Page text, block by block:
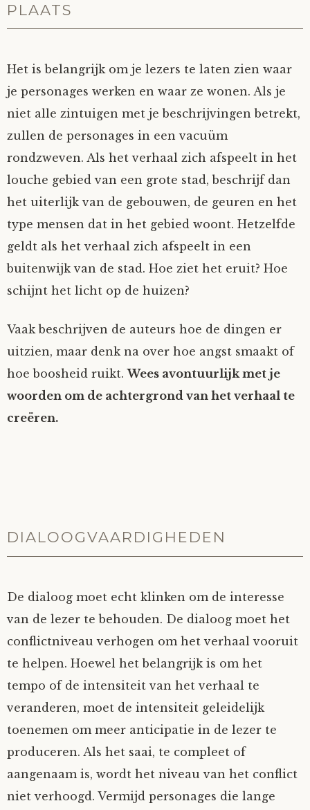
PLAATS
Het is belangrijk om je lezers te laten zien waar
je personages werken en waar ze wonen. Als je
niet alle zintuigen met je beschrijvingen betrekt,
zullen de personages in een vacuüm
rondzweven. Als het verhaal zich afspeelt in het
louche gebied van een grote stad, beschrijf dan
het uiterlijk van de gebouwen, de geuren en het
type mensen dat in het gebied woont. Hetzelfde
geldt als het verhaal zich afspeelt in een
buitenwijk van de stad. Hoe ziet het eruit? Hoe
schijnt het licht op de huizen?
Vaak beschrijven de auteurs hoe de dingen er
uitzien, maar denk na over hoe angst smaakt of
hoe boosheid ruikt.Wees avontuurlijk met je
woorden om de achtergrond van het verhaal te
creëren.
DIALOOGVAARDIGHEDEN
De dialoog moet echt klinken om de interesse
van de lezer te behouden. De dialoog moet het
conflictniveau verhogen om het verhaal vooruit
te helpen. Hoewel het belangrijk is om het
tempo of de intensiteit van het verhaal te
veranderen, moet de intensiteit geleidelijk
toenemen om meer anticipatie in de lezer te
produceren. Als het saai, te compleet of
aangenaam is, wordt het niveau van het conflict
niet verhoogd. Vermijd personages die lange